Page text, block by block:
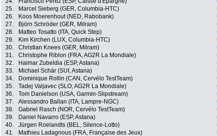
25.
Marcel Sieberg (GER, Columbia-HTC)
26.
Koos Moerenhout (NED, Rabobank)
27.
Björn Schröder (GER, Milram)
28.
Matteo Tosatto (ITA, Quick Step)
29.
Kim Kirchen (LUX, Columbia-HTC)
30.
Christian Knees (GER, Milram)
31.
Christophe Riblon (FRA, AG2R La Mondiale)
32.
Haimar Zubeldia (ESP, Astana)
33.
Michael Schär (SUI, Astana)
34.
Dominique Rollin (CAN, Cervélo TestTeam)
35.
Tadej Valjavec (SLO, AG2R La Mondiale)
36.
Tom Danielson (USA, Garmin-Slipstream)
37.
Alessandro Ballan (ITA, Lampre-NGC)
38.
Gabriel Rasch (NOR, Cervélo TestTeam)
39.
Daniel Navarro (ESP, Astana)
40.
Jürgen Roelandts (BEL, Silence-Lotto)
41.
Mathieu Ladagnous (FRA, Française des Jeux)